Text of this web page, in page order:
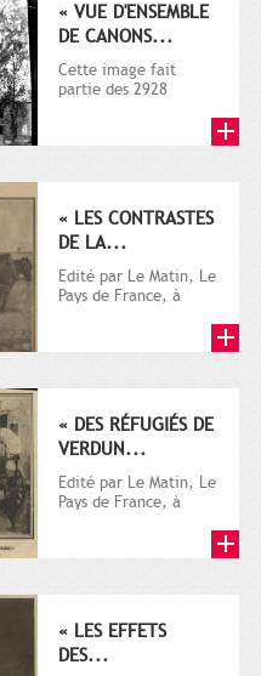
« VUE D'ENSEMBLE
DE CANONS...
Cette image fait
partie des 2928
1914-1918)...
« LES CONTRASTES
DE LA...
Edité par Le Matin, Le
Pays de France, à
touristique,...
« DES RÉFUGIÉS DE
VERDUN...
Edité par Le Matin, Le
Pays de France, à
touristique,...
« LES EFFETS
DES...